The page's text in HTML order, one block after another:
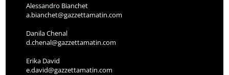
Alessandro Bianchet
a.bianchet@gazzettamatin.com
Danila Chenal
d.chenal@gazzettamatin.com
Erika David
e.david@gazzettamatin.com